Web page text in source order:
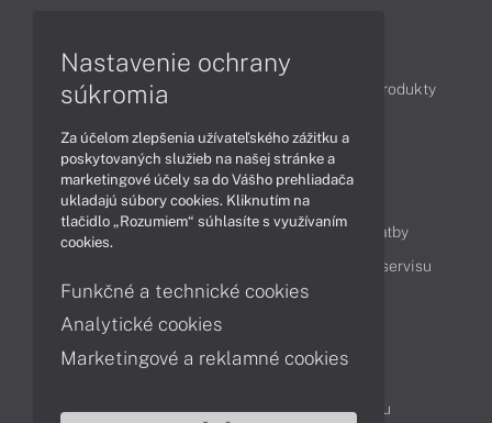
Články
Obchodné informácie
Produkty
Obsah
Ako nakupovať
Možnosti doručenia a platby
Cenník servisu
Kontakty
Servisné oddelenie
Reklamácia tovaru
Nastavenie ochrany
súkromia
Za účelom zlepšenia užívateľského zážitku a
poskytovaných služieb na našej stránke a
marketingové účely sa do Vášho prehliadača
ukladajú súbory cookies. Kliknutím na
tlačidlo „Rozumiem“ súhlasíte s využívaním
cookies.
Funkčné a technické cookies
Analytické cookies
Marketingové a reklamné cookies